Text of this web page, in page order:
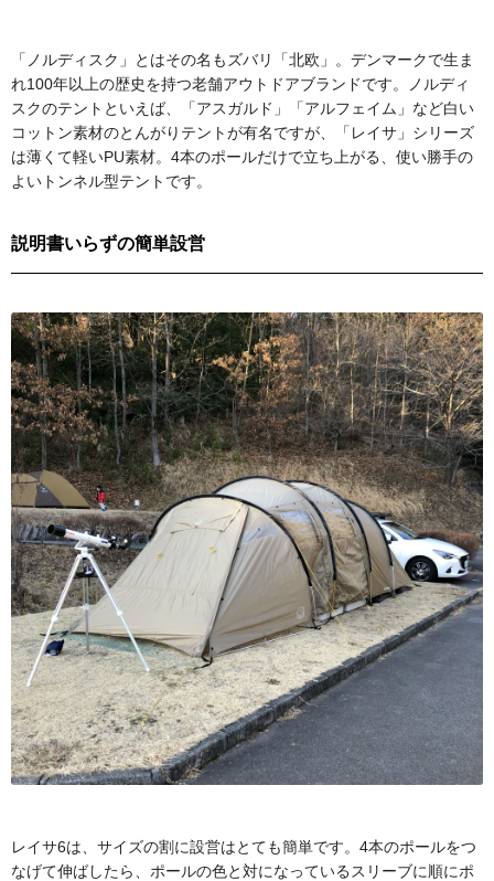
「ノルディスク」とはその名もズバリ「北欧」。デンマークで生ま
れ100年以上の歴史を持つ老舗アウトドアブランドです。ノルディ
スクのテントといえば、「アスガルド」「アルフェイム」など白い
コットン素材のとんがりテントが有名ですが、「レイサ」シリーズ
は薄くて軽いPU素材。4本のポールだけで立ち上がる、使い勝手の
よいトンネル型テントです。
説明書いらずの簡単設営
レイサ6は、サイズの割に設営はとても簡単です。4本のポールをつ
なげて伸ばしたら、ポールの色と対になっているスリーブに順にポ